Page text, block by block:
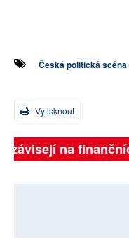
Česká politická scéna
Vytisknout
na